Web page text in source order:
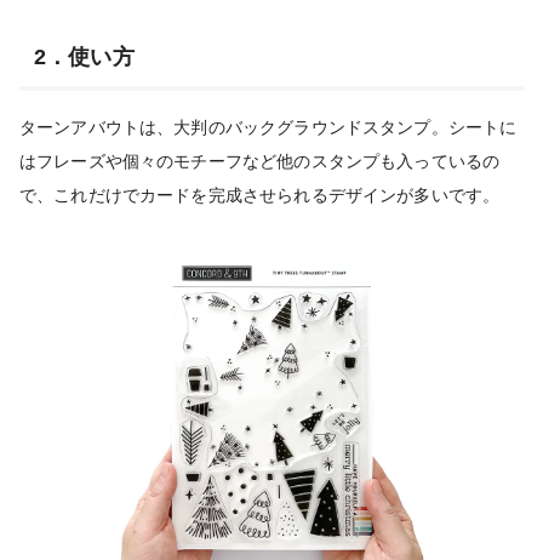
2．使い方
ターンアバウトは、大判のバックグラウンドスタンプ。シートに
はフレーズや個々のモチーフなど他のスタンプも入っているの
で、これだけでカードを完成させられるデザインが多いです。